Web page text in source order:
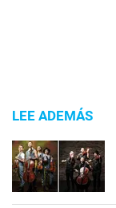
LEE ADEMÁS